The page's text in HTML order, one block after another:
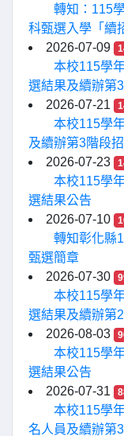
轉知：115
科甄選入學「續
2026-07-09
本校115學
選結果及續辦第
2026-07-21
本校115學
及續辦第3階段
2026-07-23
本校115學
選結果公告
2026-07-10
轉知彰化縣
甄選簡章
2026-07-30
本校115學
選結果及續辦第
2026-08-03
本校115學
選結果公告
2026-07-31
本校115學
名人員及續辦第